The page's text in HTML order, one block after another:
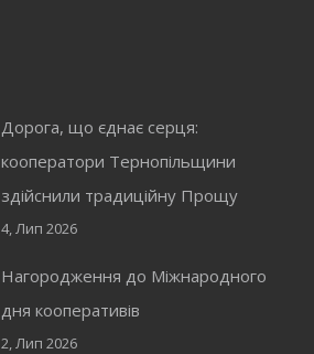
Дорога, що єднає серця:
кооператори Тернопільщини
здійснили традиційну Прощу
4, Лип 2026
Нагородження до Міжнародного
дня кооперативів
2, Лип 2026